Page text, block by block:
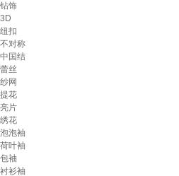
钻饰
3D
纽扣
不对称
中国结
蕾丝
纱网
提花
亮片
绣花
泡泡袖
荷叶袖
包袖
衬衫袖